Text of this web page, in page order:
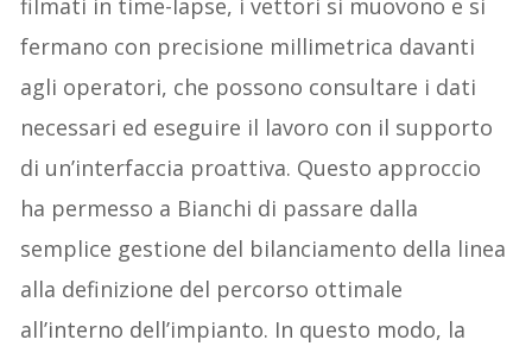
fermano con precisione millimetrica davanti
agli operatori, che possono consultare i dati
necessari ed eseguire il lavoro con il supporto
di un’interfaccia proattiva. Questo approccio
ha permesso a Bianchi di passare dalla
semplice gestione del bilanciamento della linea
alla definizione del percorso ottimale
all’interno dell’impianto. In questo modo, la